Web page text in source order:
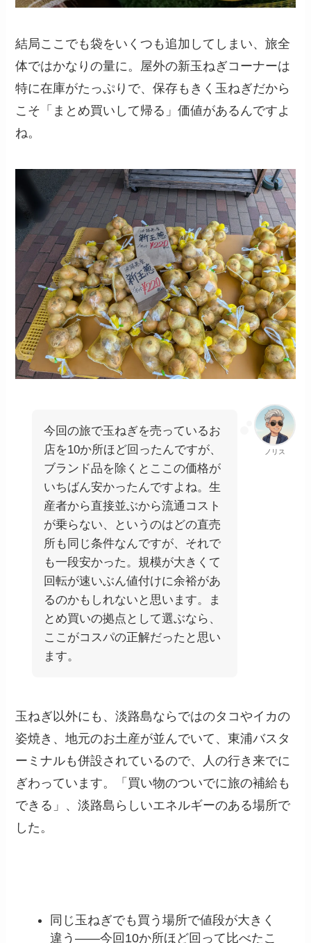
結局ここでも袋をいくつも追加してしまい、旅全
体ではかなりの量に。屋外の新玉ねぎコーナーは
特に在庫がたっぷりで、保存もきく玉ねぎだから
こそ「まとめ買いして帰る」価値があるんですよ
ね。
ノリス
今回の旅で玉ねぎを売っているお
店を10か所ほど回ったんですが、
ブランド品を除くとここの価格が
いちばん安かったんですよね。生
産者から直接並ぶから流通コスト
が乗らない、というのはどの直売
所も同じ条件なんですが、それで
も一段安かった。規模が大きくて
回転が速いぶん値付けに余裕があ
るのかもしれないと思います。ま
とめ買いの拠点として選ぶなら、
ここがコスパの正解だったと思い
ます。
玉ねぎ以外にも、淡路島ならではのタコやイカの
姿焼き、地元のお土産が並んでいて、東浦バスタ
ーミナルも併設されているので、人の行き来でに
ぎわっています。「買い物のついでに旅の補給も
できる」、淡路島らしいエネルギーのある場所で
した。
同じ玉ねぎでも買う場所で値段が大きく
違う——今回10か所ほど回って比べたこ